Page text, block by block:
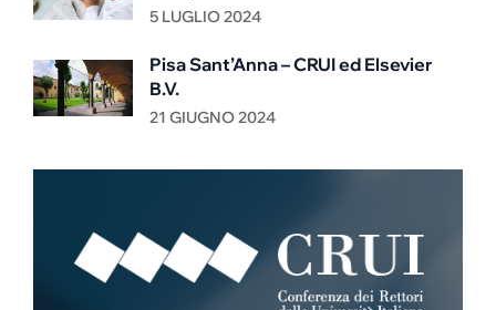
5 LUGLIO 2024
Pisa Sant’Anna – CRUI ed Elsevier
B.V.
21 GIUGNO 2024